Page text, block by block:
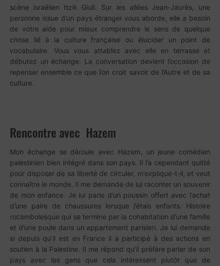
scène israëlien Itzik Giuli. Sur les allées Jean-Jaurès, une
personne issue d’un pays étranger vous aborde, elle a besoin
de votre aide pour mieux comprendre le sens de quelque
chose lié à la culture française ou élucider un point de
vocabulaire. Vous vous attablez avec elle en terrasse et
débutez un échange. La conversation devient l’occasion de
repenser ensemble ce que l’on croit savoir de l’Autre et de sa
culture.
Rencontre avec Hazem
Mon échange se déroule avec Hazem, un jeune comédien
palestinien bien intégré dans son pays. Il l’a cependant quitté
pour disposer de sa liberté de circuler, m’explique-t-il, et veut
connaître le monde. Il me demande de lui raconter un souvenir
de mon enfance. Je lui parle d’un poussin offert avec l’achat
d’une paire de chaussures lorsque j’étais enfants. Histoire
rocambolesque qui se termine par la cohabitation d’une famille
et d’une poule dans un appartement parisien. Je lui demande
si depuis qu’il est en France il a participé à des actions en
soutien à la Palestine. Il me répond qu’il préfère parler de son
pays avec les gens que cela intéressent plutôt que de